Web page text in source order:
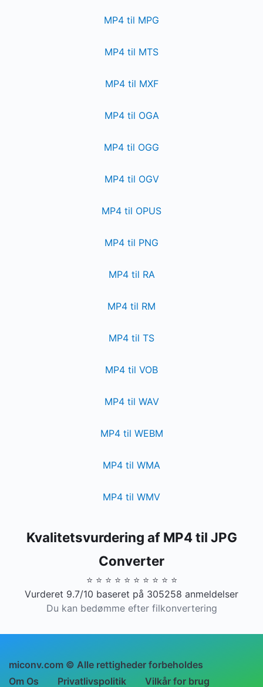
MP4 til MPG
MP4 til MTS
MP4 til MXF
MP4 til OGA
MP4 til OGG
MP4 til OGV
MP4 til OPUS
MP4 til PNG
MP4 til RA
MP4 til RM
MP4 til TS
MP4 til VOB
MP4 til WAV
MP4 til WEBM
MP4 til WMA
MP4 til WMV
Kvalitetsvurdering af MP4 til JPG
Converter
⭐ ⭐ ⭐ ⭐ ⭐ ⭐ ⭐ ⭐ ⭐ ⭐
Vurderet 9.7/10 baseret på 305258 anmeldelser
Du kan bedømme efter filkonvertering
miconv.com © Alle rettigheder forbeholdes
Om Os
Privatlivspolitik Vilkår for brug